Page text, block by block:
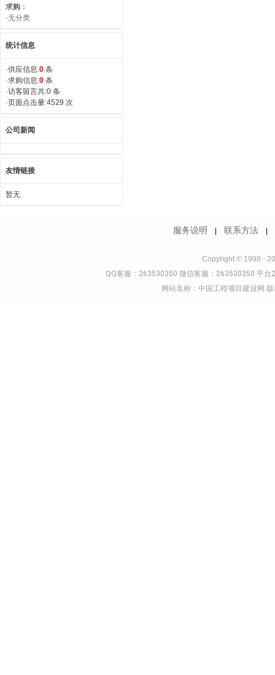
求购 ：
·无分类
统计信息
·供应信息:0 条
·求购信息:0 条
·访客留言共:0 条
·页面点击量:4529 次
公司新闻
友情链接
暂无
服务说明 联系方法
Copyright © 1998 -
QQ客服：263530350 微信客服：263530350 平
网站名称：中国工程项目建设网